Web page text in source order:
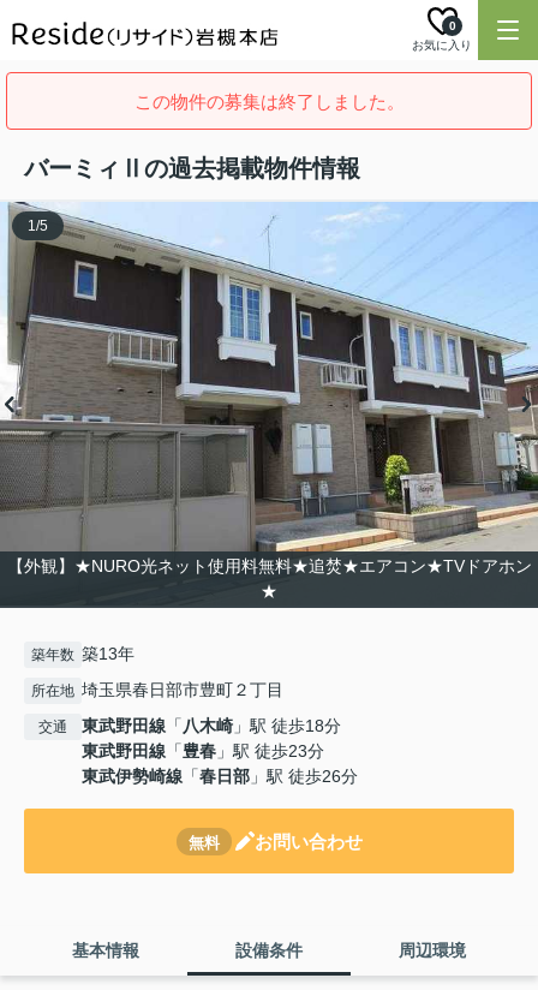
お気に入り
0
この物件の募集は終了しました。
バーミィⅡの過去掲載物件情報
【外観】★NURO光ネット使用料無料★追焚★エアコン★TVドアホン
★
1/5
築年数 築13年
所在地 埼玉県春日部市豊町２丁目
交通 東武野田線 「八木崎 」駅 徒歩18分
東武野田線 「豊春 」駅 徒歩23分
東武伊勢崎線 「春日部 」駅 徒歩26分
無料 お問い合わせ
基本情報 設備条件 周辺環境